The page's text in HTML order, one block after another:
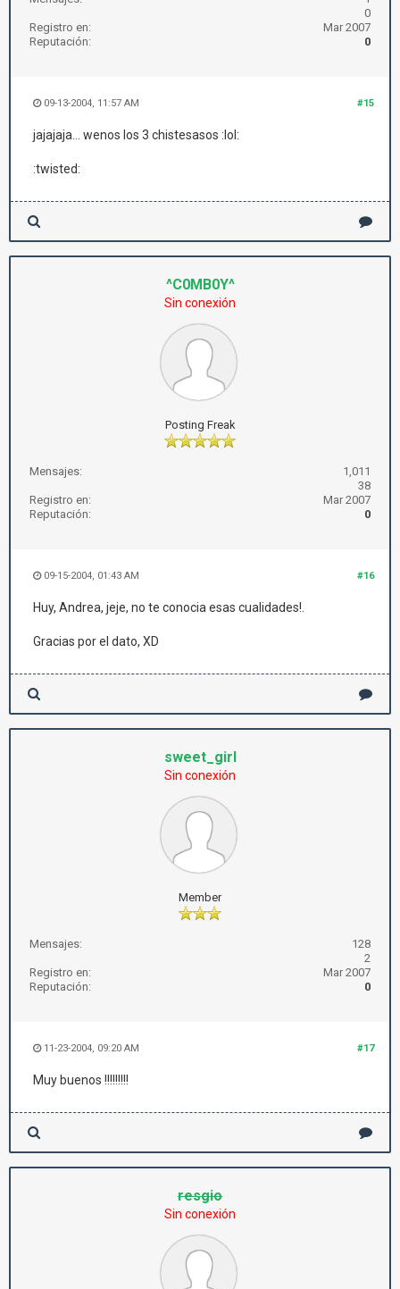
0
Registro en:
Mar 2007
Reputación:
0
#15
09-13-2004, 11:57 AM
jajajaja... wenos los 3 chistesasos :lol:
:twisted:
^C0MB0Y^
Sin conexión
Posting Freak
Mensajes:
1,011
38
Registro en:
Mar 2007
Reputación:
0
#16
09-15-2004, 01:43 AM
Huy, Andrea, jeje, no te conocia esas cualidades!.
Gracias por el dato, XD
sweet_girl
Sin conexión
Member
Mensajes:
128
2
Registro en:
Mar 2007
Reputación:
0
#17
11-23-2004, 09:20 AM
Muy buenos !!!!!!!!!
resgio
Sin conexión